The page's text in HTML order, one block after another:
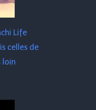
Life
celles de
loin